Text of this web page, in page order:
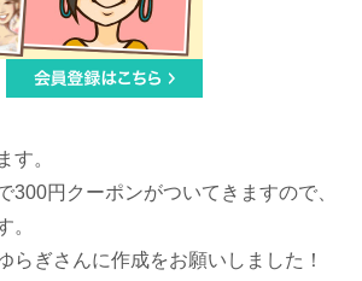
す。
300円クーポンがついてきますので、
。
ぎさんに作成をお願いしました！